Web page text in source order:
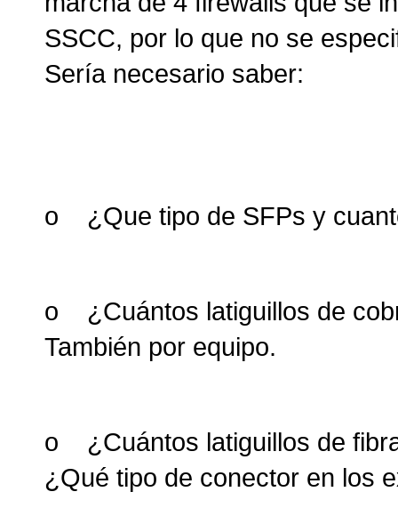
SSCC, por lo que no se
Sería necesario saber:
o ¿Que tipo de SFPs y
o ¿Cuántos latiguillos de
También por equipo.
o ¿Cuántos latiguillos de
¿Qué tipo de conector en los